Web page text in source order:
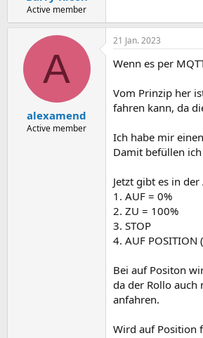
Active member
A
alexamend
Active member
21 Jan. 2023
Wenn es per
Vom Prinzip her
fahren kann, da
Ich habe mir
Damit befüllen
Jetzt gibt es in
1. AUF = 0%
2. ZU = 100%
3. STOP
4. AUF
Bei auf Positon
da der Rollo auch
anfahren.
Wird auf Position